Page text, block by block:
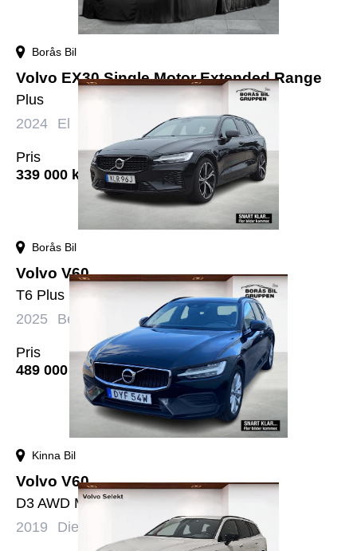
Borås Bil
Volvo EX30 Single Motor Extended Range
Plus
2024
El 4076 mil
Pris
339 000 kr
Borås Bil
Volvo V60
T6 Plus Dark Edition
2025
Bensin+El Automat 4609 mil
Pris
489 000
kr
Kinna Bil
Volvo V60
D3 AWD Momentum Edition
2019
Diesel Automat 19471 mil